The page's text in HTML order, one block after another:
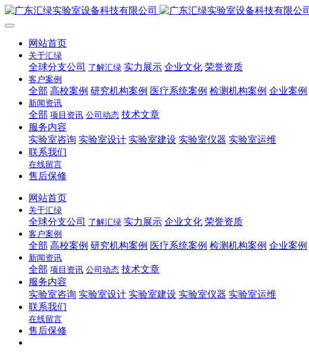
网站首页
关于汇绿
全球分支公司 了解汇绿 实力展示 企业文化 荣誉资质
客户案例
全部 高校案例 研究机构案例 医疗系统案例 检测机构案例 企业案例
新闻资讯
全部 项目资讯 公司动态 技术文章
服务内容
实验室咨询 实验室设计 实验室建设 实验室仪器 实验室运维
联系我们
在线留言
售后保修
网站首页
关于汇绿
全球分支公司 了解汇绿 实力展示 企业文化 荣誉资质
客户案例
全部 高校案例 研究机构案例 医疗系统案例 检测机构案例 企业案例
新闻资讯
全部 项目资讯 公司动态 技术文章
服务内容
实验室咨询 实验室设计 实验室建设 实验室仪器 实验室运维
联系我们
在线留言
售后保修